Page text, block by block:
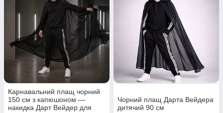
Карнавальний плащ чорний
150 см з капюшоном —
накидка Дарт Вейдер для
Чорний плащ Дарта Вейдера
дитячий 90 см